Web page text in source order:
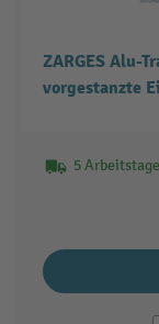
ZARGES Alu-
vorgestanzte
5 Arbeitstage